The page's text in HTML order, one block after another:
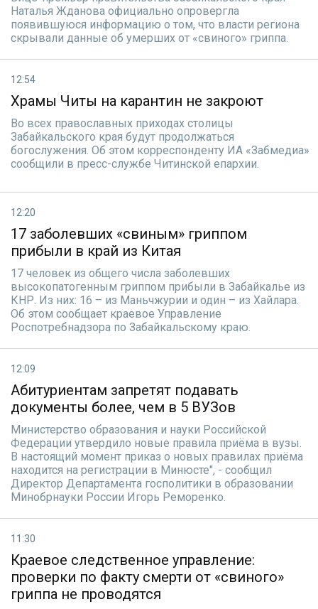
Наталья Жданова официально опровергла
появившуюся информацию о том, что власти региона
скрывали данные об умерших от «свиного» гриппа.
12:54
Храмы Читы на карантин не закроют
Во всех православных приходах столицы
Забайкальского края будут продолжаться
богослужения. Об этом корреспонденту ИА «Забмедиа»
сообщили в пресс-службе Читинской епархии.
12:20
17 заболевших «свиным» гриппом
прибыли в край из Китая
17 человек из общего числа заболевших
высокопатогенным гриппом прибыли в Забайкалье из
КНР. Из них: 16 – из Маньчжурии и один – из Хайлара.
Об этом сообщает краевое Управление
Роспотребнадзора по Забайкальскому краю.
12:09
Абитуриентам запретят подавать
документы более, чем в 5 ВУЗов
Министерство образования и науки Российской
Федерации утвердило новые правила приёма в вузы.
В настоящий момент приказ о новых правилах приёма
находится на регистрации в Минюсте", - сообщил
Директор Департамента госполитики в образовании
Минобрнауки России Игорь Реморенко.
11:30
Краевое следственное управление:
проверки по факту смерти от «свиного»
гриппа не проводятся